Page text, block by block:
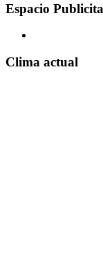
Espacio
Clima actual